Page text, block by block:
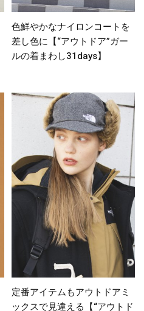
色鮮やかなナイロンコートを
差し色に【“アウトドア”ガー
ルの着まわし31days】
定番アイテムもアウトドアミ
ックスで見違える【“アウトド